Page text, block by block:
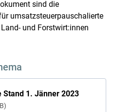
sind die
umsatzsteuerpauschalierte
und Forstwirt:innen
1. Jänner 2023